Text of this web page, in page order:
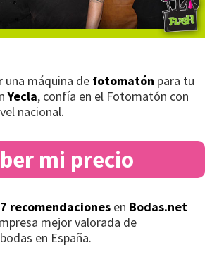
una máquina de fotomatón para tu
Yecla, confía en el Fotomatón con
nacional.
mi precio
recomendaciones en Bodas.net
mejor valorada de
en España.